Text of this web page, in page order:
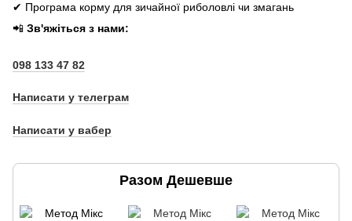
✔ Програма корму для зичайної риболовлі чи змагань
📲 Зв'яжіться з нами:
098 133 47 82
Написати у телеграм
Написати у вабер
Разом Дешевше